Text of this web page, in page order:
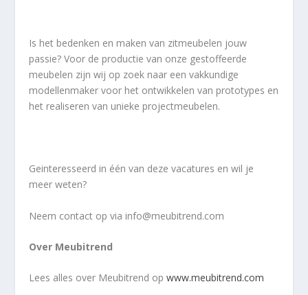
Is het bedenken en maken van zitmeubelen jouw
passie? Voor de productie van onze gestoffeerde
meubelen zijn wij op zoek naar een vakkundige
modellenmaker voor het ontwikkelen van prototypes en
het realiseren van unieke projectmeubelen.
Geinteresseerd in één van deze vacatures en wil je
meer weten?
Neem contact op via info@meubitrend.com
Over Meubitrend
Lees alles over Meubitrend opwww.meubitrend.com